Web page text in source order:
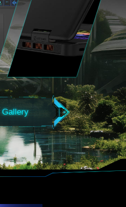
Gallery